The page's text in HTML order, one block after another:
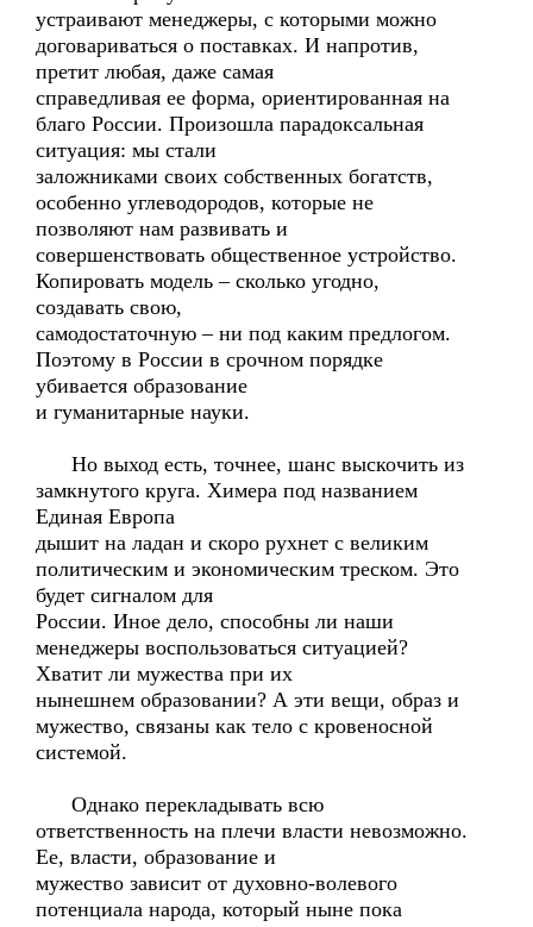
устраивают менеджеры, с которыми можно
договариваться о поставках. И напротив,
претит любая, даже самая
справедливая ее форма, ориентированная на
благо России. Произошла парадоксальная
ситуация: мы стали
заложниками своих собственных богатств,
особенно углеводородов, которые не
позволяют нам развивать и
совершенствовать общественное устройство.
Копировать модель – сколько угодно,
создавать свою,
самодостаточную – ни под каким предлогом.
Поэтому в России в срочном порядке
убивается образование
и гуманитарные науки.
Но выход есть, точнее, шанс выскочить из
замкнутого круга. Химера под названием
Единая Европа
дышит на ладан и скоро рухнет с великим
политическим и экономическим треском. Это
будет сигналом для
России. Иное дело, способны ли наши
менеджеры воспользоваться ситуацией?
Хватит ли мужества при их
нынешнем образовании? А эти вещи, образ и
мужество, связаны как тело с кровеносной
системой.
Однако перекладывать всю
ответственность на плечи власти невозможно.
Ее, власти, образование и
мужество зависит от духовно-волевого
потенциала народа, который ныне пока